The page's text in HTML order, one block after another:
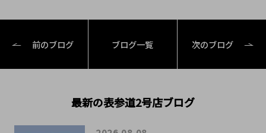
前のブログ ブログ一覧 次のブログ
最新の表参道2号店ブログ